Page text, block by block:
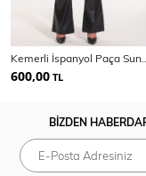
600,00 TL
BİZDEN